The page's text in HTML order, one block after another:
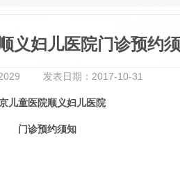
义妇儿医院门诊预约
发表日期：2017-10-31
儿童医院顺义妇儿医院
门诊预约须知